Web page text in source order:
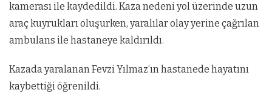
kamerası ile kaydedildi. Kaza nedeni yol üzerinde uzun
araç kuyrukları oluşurken, yaralılar olay yerine çağrılan
ambulans ile hastaneye kaldırıldı.
Kazada yaralanan Fevzi Yılmaz’ın hastanede hayatını
kaybettiği öğrenildi.